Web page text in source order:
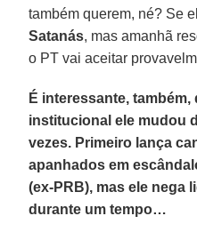
também querem, né? Se
Satanás, mas amanhã
o PT vai aceitar
É interessante,
institucional ele mudou
vezes. Primeiro lança
apanhados em
(ex-PRB), mas ele nega
durante um tempo…